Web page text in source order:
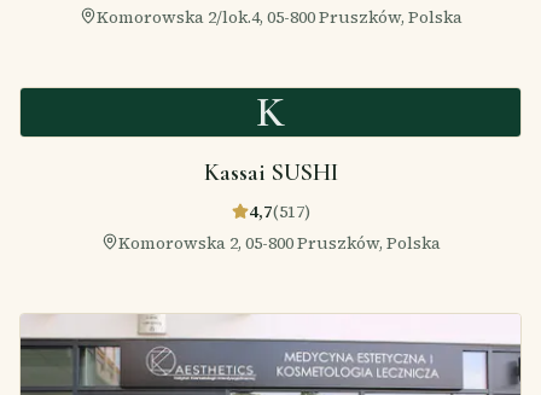
Komorowska 2/lok.4, 05-800 Pruszków, Polska
K
Kassai SUSHI
4,7(517)
Komorowska 2, 05-800 Pruszków, Polska